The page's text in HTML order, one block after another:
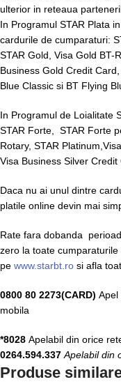
ulterior in reteaua
In Programul STAR Plata
cardurile de cumparaturi:
STAR Gold, Visa Gold BT-
Business Gold Credit
Blue Classic si BT Flying
In Programul de Loialitate
STAR Forte, STAR Forte
Rotary, STAR
Visa Business Silver Credit
Daca nu ai unul dintre
platile online devin mai
Rate fara dobanda
zero la toate
pe www.starbt.ro si afla
0800 80 2273(CARD) Apel
mobila
*8028 Apelabil din orice
0264.594.337 Apelabil din
Produse